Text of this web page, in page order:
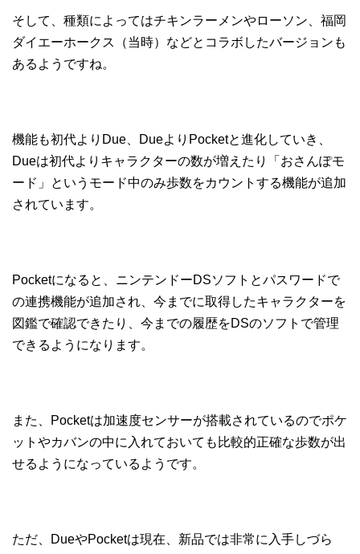
そして、種類によってはチキンラーメンやローソン、福岡
ダイエーホークス（当時）などとコラボしたバージョンも
あるようですね。
機能も初代よりDue、DueよりPocketと進化していき、
Dueは初代よりキャラクターの数が増えたり「おさんぽモ
ード」というモード中のみ歩数をカウントする機能が追加
されています。
Pocketになると、ニンテンドーDSソフトとパスワードで
の連携機能が追加され、今までに取得したキャラクターを
図鑑で確認できたり、今までの履歴をDSのソフトで管理
できるようになります。
また、Pocketは加速度センサーが搭載されているのでポケ
ットやカバンの中に入れておいても比較的正確な歩数が出
せるようになっているようです。
ただ、DueやPocketは現在、新品では非常に入手しづら